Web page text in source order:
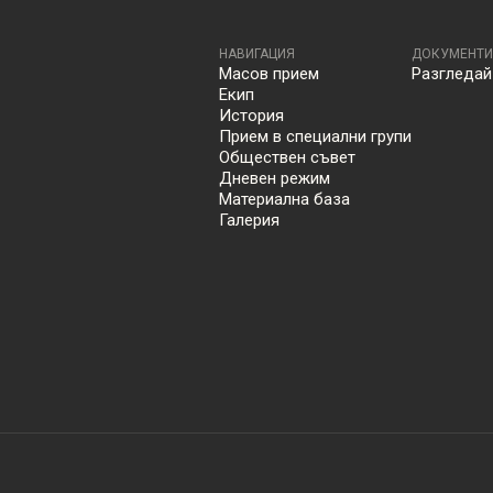
НАВИГАЦИЯ
Масов прием
Екип
История
Прием в специални групи
Обществен съвет
Дневен режим
Материална база
Галерия
ДОКУМЕНТИ
Разгледай